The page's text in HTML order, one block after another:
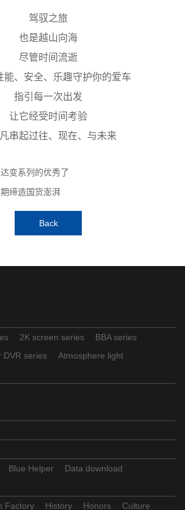
驾驭之旅
也是越山向海
尽管时间流逝
能、安全、乐趣守护你的爱车
指引每一次出发
让它经受时间考验
串起过往、现在、与未来
变系列的优秀了
缔造国货澎湃
Back
2K screen series
BBA series
DVR series Atmosphere light
Blue Helper Data download
Factory History Honors Culture